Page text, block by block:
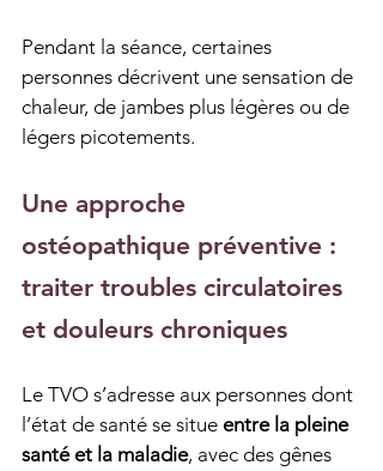
Pendant la séance, certaines
personnes décrivent une sensation de
chaleur, de jambes plus légères ou de
légers picotements.
Une approche
ostéopathique préventive :
traiter troubles circulatoires
et douleurs chroniques
Le TVO s’adresse aux personnes dont
l’état de santé se situe entre la pleine
santé et la maladie, avec des gênes